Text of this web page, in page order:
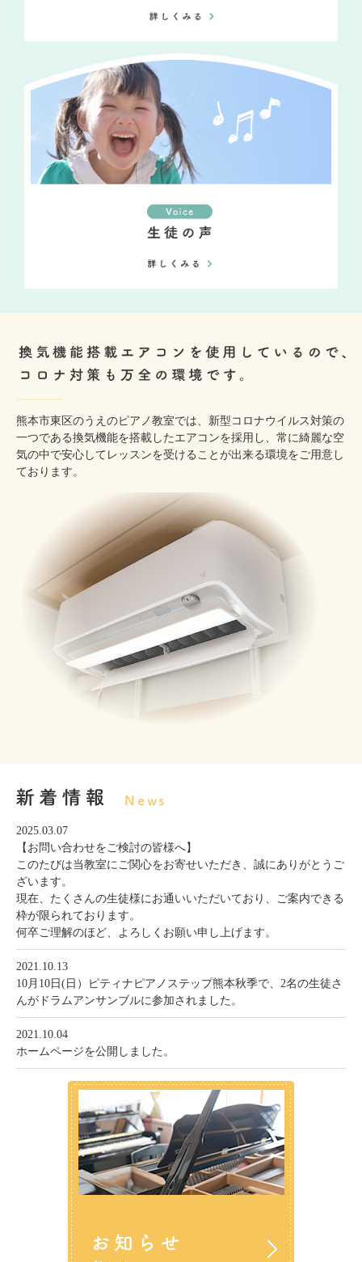
熊本市東区のうえのピアノ教室では、新型コロナウイルス対策の
一つである換気機能を搭載したエアコンを採用し、常に綺麗な空
気の中で安心してレッスンを受けることが出来る環境をご用意し
ております。
2025.03.07
【お問い合わせをご検討の皆様へ】
このたびは当教室にご関心をお寄せいただき、誠にありがとうご
ざいます。
現在、たくさんの生徒様にお通いいただいており、ご案内できる
枠が限られております。
何卒ご理解のほど、よろしくお願い申し上げます。
2021.10.13
10月10日(日）ピティナピアノステップ熊本秋季で、2名の生徒さ
んがドラムアンサンブルに参加されました。
2021.10.04
ホームページを公開しました。